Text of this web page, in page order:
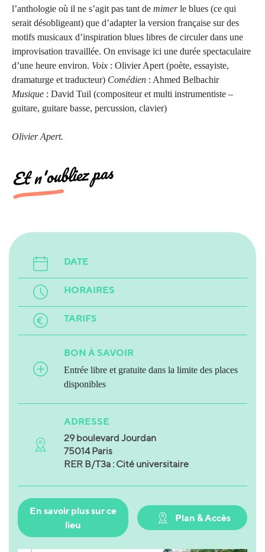
l’anthologie où il ne s’agit pas tant de mimerle blues (ce qui
serait désobligeant) que d’adapter la version française sur des
motifs musicaux d’inspiration blues libres de circuler dans une
improvisation travaillée. On envisage ici une durée spectaculaire
d’une heure environ. Voix : Olivier Apert (poète, essayiste,
dramaturge et traducteur) Comédien : Ahmed Belbachir
Musique : David Tuil (compositeur et multi instrumentiste –
guitare, guitare basse, percussion, clavier)
Olivier Apert.
Et n'oubliez pas
DATE
HORAIRES
TARIFS
BON À SAVOIR
Entrée libre et gratuite dans la limite des places
disponibles
ADRESSE
29 boulevard Jourdan
75014 Paris
RER B/T3a : Cité universitaire
En savoir plus sur ce
lieu
Plan & Accès